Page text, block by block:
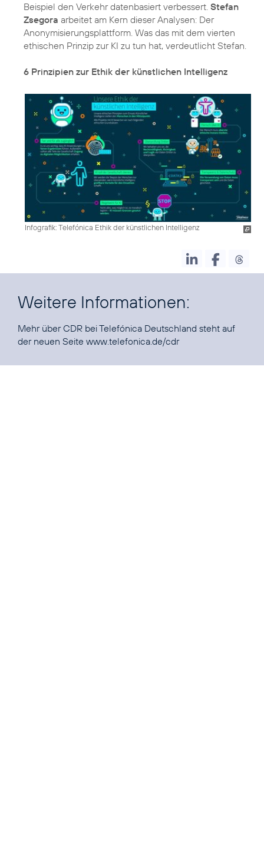
Beispiel den Verkehr datenbasiert verbessert. Stefan
Zsegora arbeitet am Kern dieser Analysen: Der
Anonymisierungsplattform. Was das mit dem vierten
ethischen Prinzip zur KI zu tun hat, verdeutlicht Stefan.
6 Prinzipien zur Ethik der künstlichen Intelligenz
Infografik: Telefónica Ethik der künstlichen Intelligenz
Weitere Informationen:
Mehr über CDR bei Telefónica Deutschland steht auf
der neuen Seite www.telefonica.de/cdr